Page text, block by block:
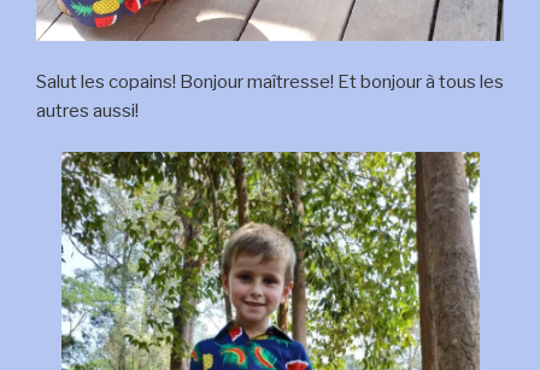
Salut les copains! Bonjour maîtresse! Et bonjour à tous les
autres aussi!